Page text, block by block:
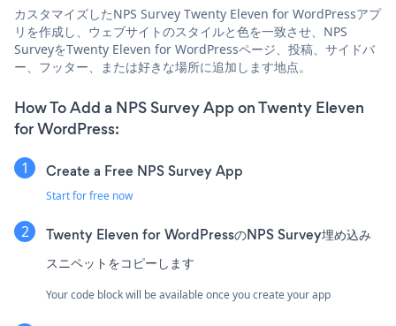
カスタマイズしたNPS Survey Twenty Eleven for WordPressアプ
リを作成し、ウェブサイトのスタイルと色を一致させ、NPS
SurveyをTwenty Eleven for WordPressページ、投稿、サイドバ
ー、フッター、または好きな場所に追加します地点。
How To Add a NPS Survey App on Twenty Eleven
for WordPress:
Create a Free NPS Survey App
Start for free now
Twenty Eleven for WordPressのNPS Survey埋め込み
スニペットをコピーします
Your code block will be available once you create your app